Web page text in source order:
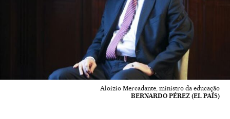
Aloizio Mercadante, ministro da educação
BERNARDO PÉREZ (EL PAÍS)